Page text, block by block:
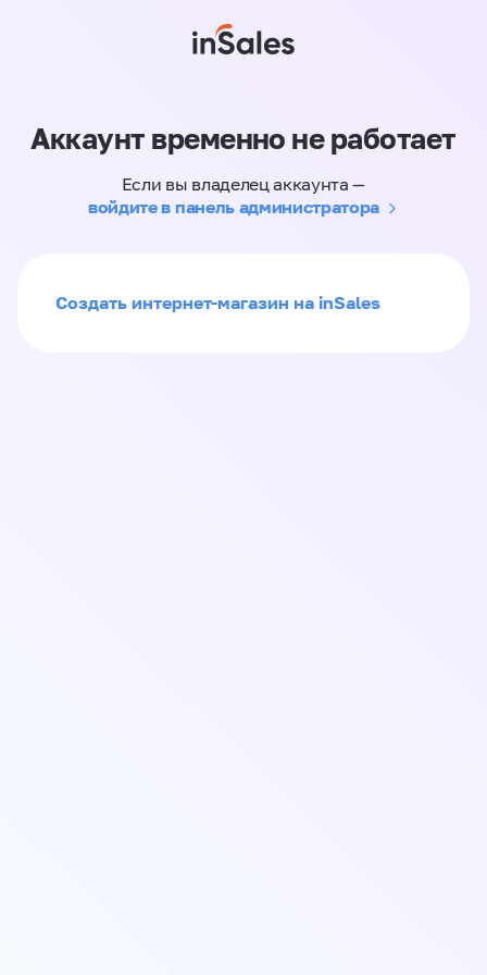
Аккаунт временно не работает
Если вы владелец аккаунта —
войдите в панель администратора
Создать интернет-магазин на inSales